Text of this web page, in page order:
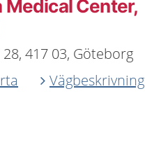
Medical Center,
417 03, Göteborg
Vägbeskrivning